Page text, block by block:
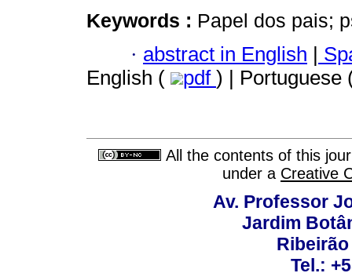
Keywords : Papel dos pais;
· abstract in English |
English (
pdf ) | Portuguese
All the contents of this
under a Creative
Av. Professor
Jardim
Tel.: